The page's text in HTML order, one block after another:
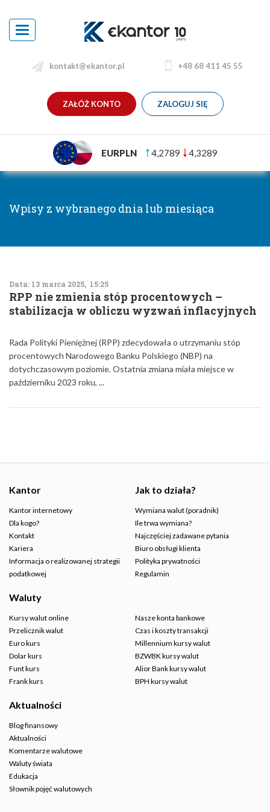
Toggle
navigation
kontakt@ekantor.pl +48 68 411 45 55
ZAŁÓŻ KONTO ZALOGUJ SIĘ
EURPLN 4,2789 4,3289
Wpisy z wybranego dnia lub miesiąca
Data: 13 marca 2025, 15:25
RPP nie zmienia stóp procentowych –
stabilizacja w obliczu wyzwań inflacyjnych
Rada Polityki Pieniężnej (RPP) zdecydowała o utrzymaniu stóp
procentowych Narodowego Banku Polskiego (NBP) na
dotychczasowym poziomie. Ostatnia zmiana miała miejsce w
październiku 2023 roku, ...
Kantor
Kantor internetowy
Dla kogo?
Kontakt
Kariera
Informacja o realizowanej strategii
podatkowej
Jak to działa?
Wymiana walut (poradnik)
Ile trwa wymiana?
Najczęściej zadawane pytania
Biuro obsługi klienta
Polityka prywatności
Regulamin
Waluty
Kursy walut online
Przelicznik walut
Euro kurs
Dolar kurs
Funt kurs
Frank kurs
Nasze konta bankowe
Czas i koszty transakcji
Millennium kursy walut
BZWBK kursy walut
Alior Bank kursy walut
BPH kursy walut
Aktualności
Blog finansowy
Aktualności
Komentarze walutowe
Waluty świata
Edukacja
Słownik pojęć walutowych